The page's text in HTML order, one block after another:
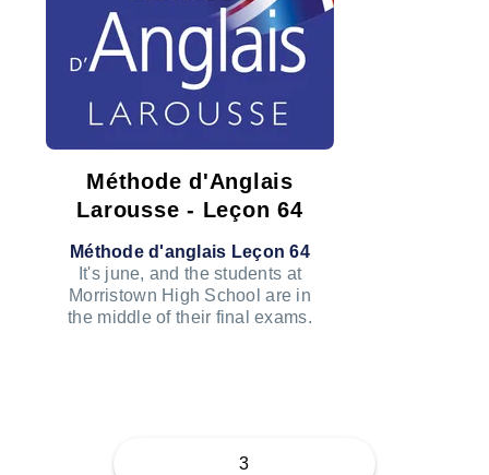
Méthode d'Anglais
Larousse - Leçon 64
Méthode d'anglais Leçon 64
It's june, and the students at
Morristown High School are in
the middle of their final exams.
3